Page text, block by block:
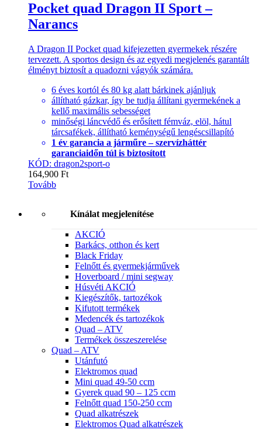
Pocket quad Dragon II Sport –
Narancs
A Dragon II Pocket quad kifejezetten gyermekek részére
tervezett. A sportos design és az egyedi megjelenés garantált
élményt biztosít a quadozni vágyók számára.
6 éves kortól és 80 kg alatt bárkinek ajánljuk
állítható gázkar, így be tudja állítani gyermekének a
kellő maximális sebességet
minőségi láncvédő és erősített fémváz, elöl, hátul
tárcsafékek, állítható keménységű lengéscsillapító
1 év garancia a járműre – szervízháttér
garanciaidőn túl is biztosított
KÓD: dragon2sport-o
164,900 Ft
Tovább
Kínálat megjelenítése
AKCIÓ
Barkács, otthon és kert
Black Friday
Felnőtt és gyermekjárművek
Hoverboard / mini segway
Húsvéti AKCIÓ
Kiegészítők, tartozékok
Kifutott termékek
Medencék és tartozékok
Quad – ATV
Termékek összeszerelése
Quad – ATV
Utánfutó
Elektromos quad
Mini quad 49-50 ccm
Gyerek quad 90 – 125 ccm
Felnőtt quad 150-250 ccm
Quad alkatrészek
Elektromos Quad alkatrészek